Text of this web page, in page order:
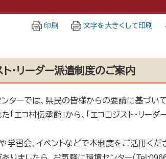
印刷 文字を大きくして印刷
ト・リーダー派遣制度のご案内
ーでは、県民の皆様からの要請に基づいて
「エコ村伝承館」から、「エコロジスト・リー
学習会、イベントなどで本制度をご活用くだ